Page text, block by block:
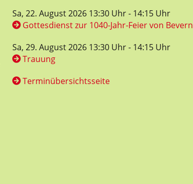
Sa, 22. August 2026 13:30 Uhr - 14:15 Uhr
Gottesdienst zur 1040-Jahr-Feier von Bevern
Sa, 29. August 2026 13:30 Uhr - 14:15 Uhr
Trauung
Terminübersichtsseite